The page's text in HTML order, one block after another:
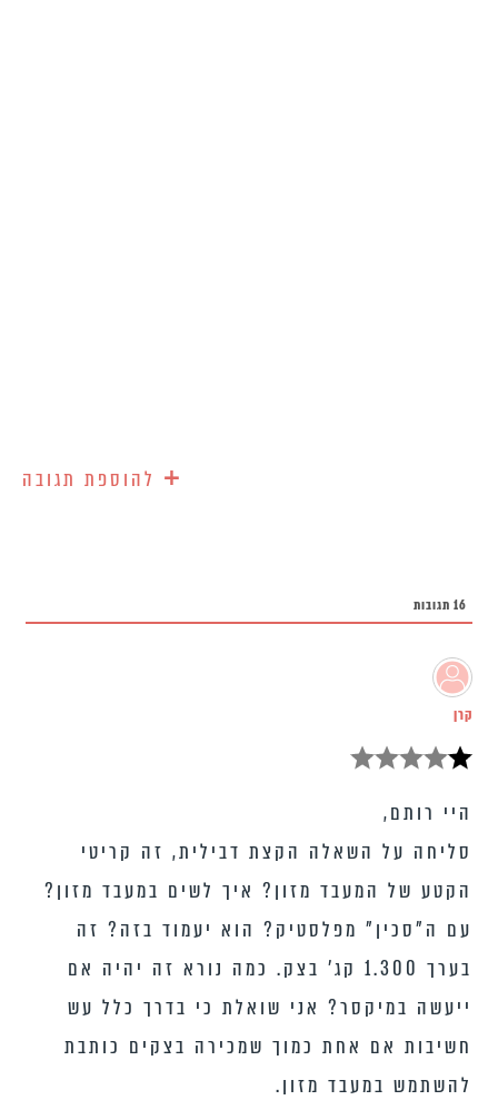
+ להוספת תגובה
16 תגובות
קרן
היי רותם,
סליחה על השאלה הקצת דבילית, זה קריטי
הקטע של המעבד מזון? איך לשים במעבד מזון?
עם ה”סכין” מפלסטיק? הוא יעמוד בזה? זה
בערך 1.300 קג’ בצק. כמה נורא זה יהיה אם
ייעשה במיקסר? אני שואלת כי בדרך כלל עש
חשיבות אם אחת כמוך שמכירה בצקים כותבת
להשתמש במעבד מזון.